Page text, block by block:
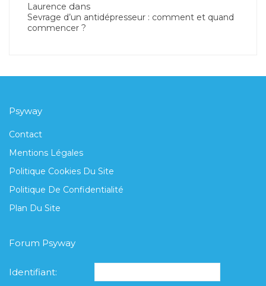
Laurence dans
Sevrage d’un antidépresseur : comment et quand
commencer ?
Psyway
Contact
Mentions Légales
Politique Cookies Du Site
Politique De Confidentialité
Plan Du Site
Forum Psyway
Identifiant: